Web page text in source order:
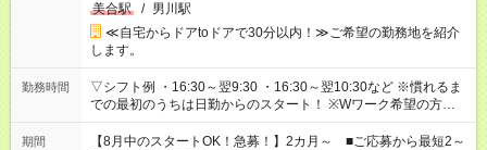
美合駅
/ 男川駅
≪自宅からドアtoドアで30分以内！≫ご希望の勤務地を紹介
します。
勤務時間
▽シフト例 ・16:30～翌9:30 ・16:30～翌10:30など ※慣れるま
での最初のうちは日勤からのスタート！ ※Wワーク希望の方へ
今ご覧のお仕事で希望する勤務時間と、もう1つのお仕事の勤務
時間。 合計で週40時間を超える場合は応募できません。
期間
【8月中のスタートOK！急募！】2カ月～ ■ご応募から最短2～